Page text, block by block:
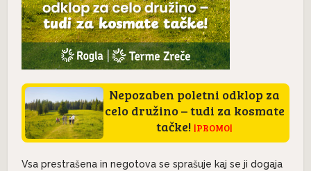
Nepozaben poletni odklop za
celo družino – tudi za kosmate
tačke! |PROMO|
Vsa prestrašena in negotova se sprašuje kaj se ji dogaja